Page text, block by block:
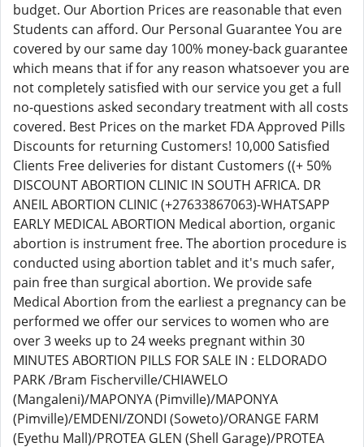
budget. Our Abortion Prices are reasonable that even
Students can afford. Our Personal Guarantee You are
covered by our same day 100% money-back guarantee
which means that if for any reason whatsoever you are
not completely satisfied with our service you get a full
no-questions asked secondary treatment with all costs
covered. Best Prices on the market FDA Approved Pills
Discounts for returning Customers! 10,000 Satisfied
Clients Free deliveries for distant Customers ((+ 50%
DISCOUNT ABORTION CLINIC IN SOUTH AFRICA. DR
ANEIL ABORTION CLINIC (+27633867063)-WHATSAPP
EARLY MEDICAL ABORTION Medical abortion, organic
abortion is instrument free. The abortion procedure is
conducted using abortion tablet and it's much safer,
pain free than surgical abortion. We provide safe
Medical Abortion from the earliest a pregnancy can be
performed we offer our services to women who are
over 3 weeks up to 24 weeks pregnant within 30
MINUTES ABORTION PILLS FOR SALE IN : ELDORADO
PARK /Bram Fischerville/CHIAWELO
(Mangaleni)/MAPONYA (Pimville)/MAPONYA
(Pimville)/EMDENI/ZONDI (Soweto)/ORANGE FARM
(Eyethu Mall)/PROTEA GLEN (Shell Garage)/PROTEA